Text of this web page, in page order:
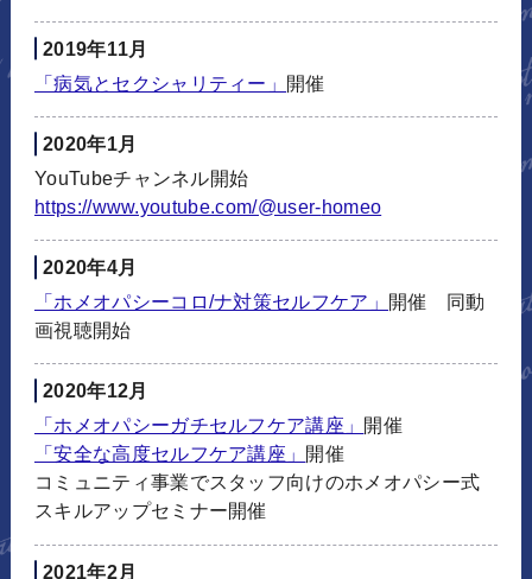
2019年11月
「病気とセクシャリティー」 開催
2020年1月
YouTubeチャンネル開始
https://www.youtube.com/@user-homeo
2020年4月
「ホメオパシーコロ/ナ対策セルフケア」
開催 同動
画視聴開始
2020年12月
「ホメオパシーガチセルフケア講座」 開催
「安全な高度セルフケア講座」 開催
コミュニティ事業でスタッフ向けのホメオパシー式
スキルアップセミナー開催
2021年2月